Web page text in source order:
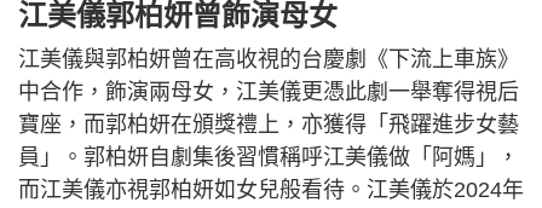
江美儀郭柏妍曾飾演母女
江美儀與郭柏妍曾在高收視的台慶劇《下流上車族》
中合作，飾演兩母女，江美儀更憑此劇一舉奪得視后
寶座，而郭柏妍在頒獎禮上，亦獲得「飛躍進步女藝
員」。郭柏妍自劇集後習慣稱呼江美儀做「阿媽」，
而江美儀亦視郭柏妍如女兒般看待。江美儀於2024年